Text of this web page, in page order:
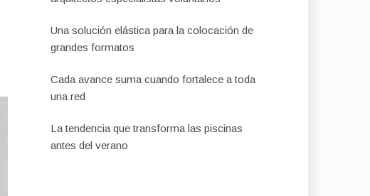
Una solución elástica para la colocación de
grandes formatos
Cada avance suma cuando fortalece a toda
una red
La tendencia que transforma las piscinas
antes del verano